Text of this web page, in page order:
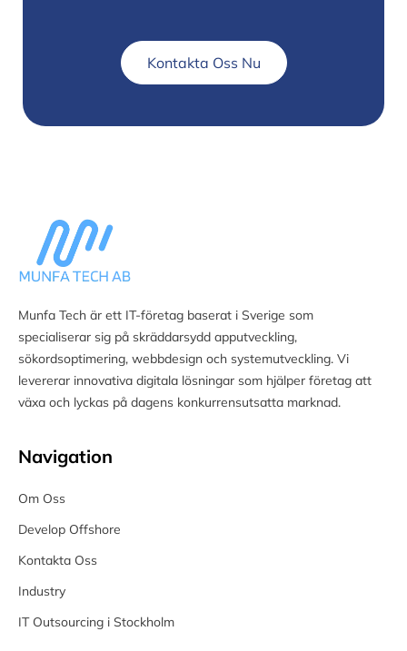
Kontakta Oss Nu
Munfa Tech är ett IT-företag baserat i Sverige som
specialiserar sig på skräddarsydd apputveckling,
sökordsoptimering, webbdesign och systemutveckling. Vi
levererar innovativa digitala lösningar som hjälper företag att
växa och lyckas på dagens konkurrensutsatta marknad.
Navigation
Om Oss
Develop Offshore
Kontakta Oss
Industry
IT Outsourcing i Stockholm